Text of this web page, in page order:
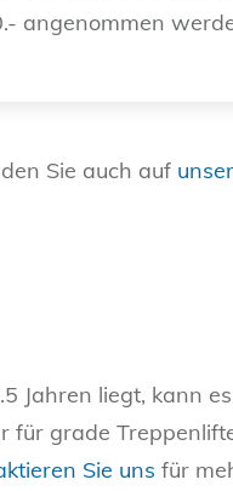
angenommen
Sie auch auf
Jahren liegt, kann
für grade
Sie uns für